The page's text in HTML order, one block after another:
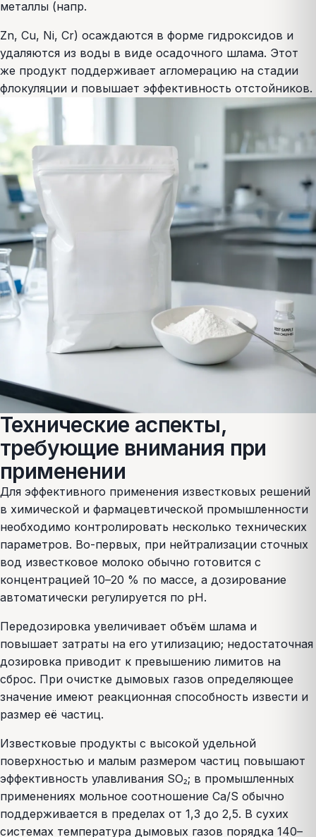
металлы (напр.
Zn, Cu, Ni, Cr) осаждаются в форме гидроксидов и
удаляются из воды в виде осадочного шлама. Этот
же продукт поддерживает агломерацию на стадии
флокуляции и повышает эффективность отстойников.
Технические аспекты,
требующие внимания при
применении
Для эффективного применения известковых решений
в химической и фармацевтической промышленности
необходимо контролировать несколько технических
параметров. Во-первых, при нейтрализации сточных
вод известковое молоко обычно готовится с
концентрацией 10–20 % по массе, а дозирование
автоматически регулируется по pH.
Передозировка увеличивает объём шлама и
повышает затраты на его утилизацию; недостаточная
дозировка приводит к превышению лимитов на
сброс. При очистке дымовых газов определяющее
значение имеют реакционная способность извести и
размер её частиц.
Известковые продукты с высокой удельной
поверхностью и малым размером частиц повышают
эффективность улавливания SO₂; в промышленных
применениях мольное соотношение Ca/S обычно
поддерживается в пределах от 1,3 до 2,5. В сухих
системах температура дымовых газов порядка 140–